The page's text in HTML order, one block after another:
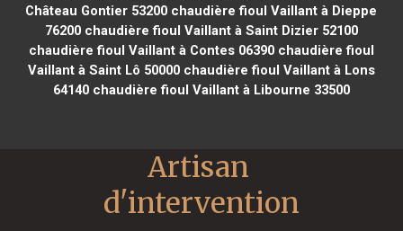
Château Gontier 53200 chaudière fioul Vaillant à Dieppe
76200chaudière fioul Vaillant à Saint Dizier 52100
chaudière fioul Vaillant à Contes 06390chaudière fioul
Vaillant à Saint Lô 50000chaudière fioul Vaillant à Lons
64140chaudière fioul Vaillant à Libourne 33500
Artisan
d'intervention